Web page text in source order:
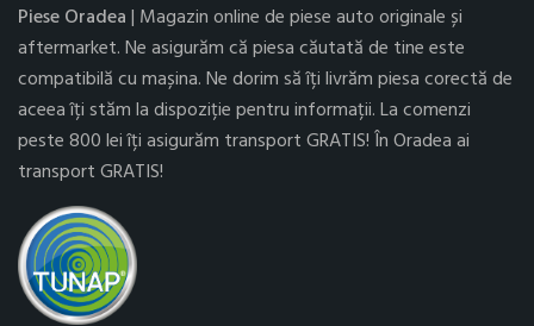
Piese Oradea| Magazin online de piese auto originale și
aftermarket. Ne asigurăm că piesa căutată de tine este
compatibilă cu mașina. Ne dorim să îți livrăm piesa corectă de
aceea îți stăm la dispoziție pentru informații. La comenzi
peste 800 lei îți asigurăm transport GRATIS! În Oradea ai
transport GRATIS!